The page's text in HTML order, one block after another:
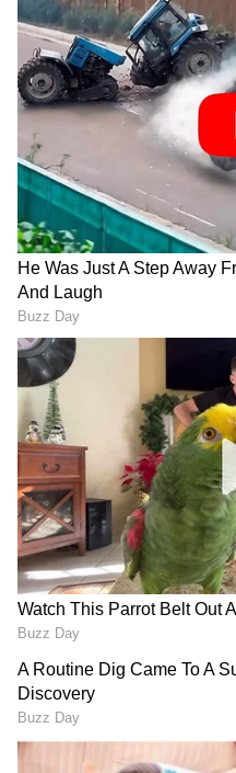
ಈಗಾಗಲೇ ದೇಶದ ದೆಹಲಿ,
ಪಶ್ಚಿಮ ಬಂಗಾಳ, ಆಂಧ್ರ
ರಾಜ್ಯಗಳು ಎಚ್‌ಎಸ್‌ಆರ್‌ಪಿ
ಸರ್ಕಾರದ
ಕಡ್ಡಾಯವಾಗಿತ್ತು. ಆದರೆ,
ಆಗಸ್ಟ್‌ 18ರಂದು ಆದೇಶ
ಪ್ಲೇಟ್‌ ಅಳವಡಿಕೆಗೆ
ತಪ್ಪಿದರೆ 500ರಿಂದ 1
ವಿಧಿಸಬಹುದಾಗಿದೆ ಎಂದರು.
ವಾಹನಗಳ ಮಾಲೀಕರು
ನಂಬರ್‌ ಪ್ಲೇಟ್‌
ನಾಲ್ಕುಚಕ್ರದ ವಾಹನಗಳಿಗೆ
ಶುಲ್ಕ ಇರುತ್ತದೆ.
ನಮೂದಿಸಿದ ಮೇಲೆ
ರಾಜ್ಯಾದ್ಯಂತ ಸುಮಾರು
ಪಾಯಿಂಟ್‌ಗಳಲ್ಲಿ
ಅಳವಡಿಸಲಾಗುತ್ತದೆ.
ಕ್ಷಣಕ್ಷಣದ ಕನ್ನಡ ಸುದ್ದಿ (
ಅಪ್ಡೇಟ್‌ಗಳಿಗಾಗಿ
ಮಾಡಿ. ಬ್ರೇಕಿಂಗ್ ಸುದ್ದಿ (
ವಿಶೇಷ ವರದಿಗಳು ಮತ್ತು
kannada news live
ಕ್ಲಿಕ್‌ನಲ್ಲಿ ಲಭ್ಯ.
ಆ್ಯಪ್ ಡೌನ್‌ಲೋಡ್ ಮಾಡಿ
ಗಳನ್ನು ಪಡೆಯಿರಿ
RECOMMENDED